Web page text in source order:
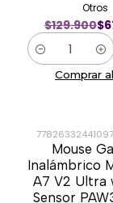
Otros
$129.900
Cantidad
Comprar
-47%
77826332441097
Mouse
Inalámbrico
A7 V2 Ultra
Sensor